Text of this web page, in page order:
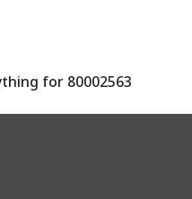
for 80002563